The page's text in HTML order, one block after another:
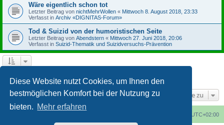
Diese Website nutzt Cookies, um Ihnen den
bestmöglichen Komfort bei der Nutzung zu
bieten. Mehr erfahren
Wäre eigentlich schon tot
Letzter Beitrag von nichtMehrWollen « Mittwoch 8. August 2018, 23:33
Verfasst in Archiv «DIGNITAS-Forum»
Tod & Suizid von der humoristischen Seite
Letzter Beitrag von Abendstern « Mittwoch 27. Juni 2018, 20:06
Verfasst in Suizid-Thematik und Suizidversuchs-Prävention
Gehe zu
UTC+02:00